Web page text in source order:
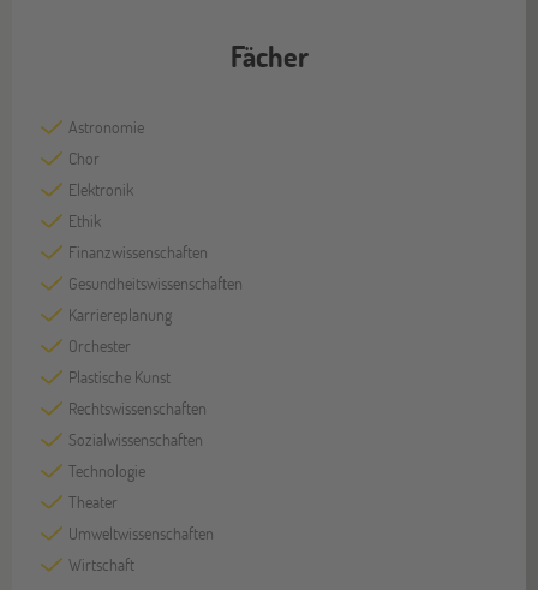
Fächer
Astronomie
Chor
Elektronik
Ethik
Finanzwissenschaften
Gesundheitswissenschaften
Karriereplanung
Orchester
Plastische Kunst
Rechtswissenschaften
Sozialwissenschaften
Technologie
Theater
Umweltwissenschaften
Wirtschaft